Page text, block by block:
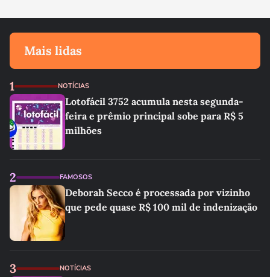
Mais lidas
1 NOTÍCIAS
Lotofácil 3752 acumula nesta segunda-
feira e prêmio principal sobe para R$ 5
milhões
2 FAMOSOS
Deborah Secco é processada por vizinho
que pede quase R$ 100 mil de indenização
3 NOTÍCIAS